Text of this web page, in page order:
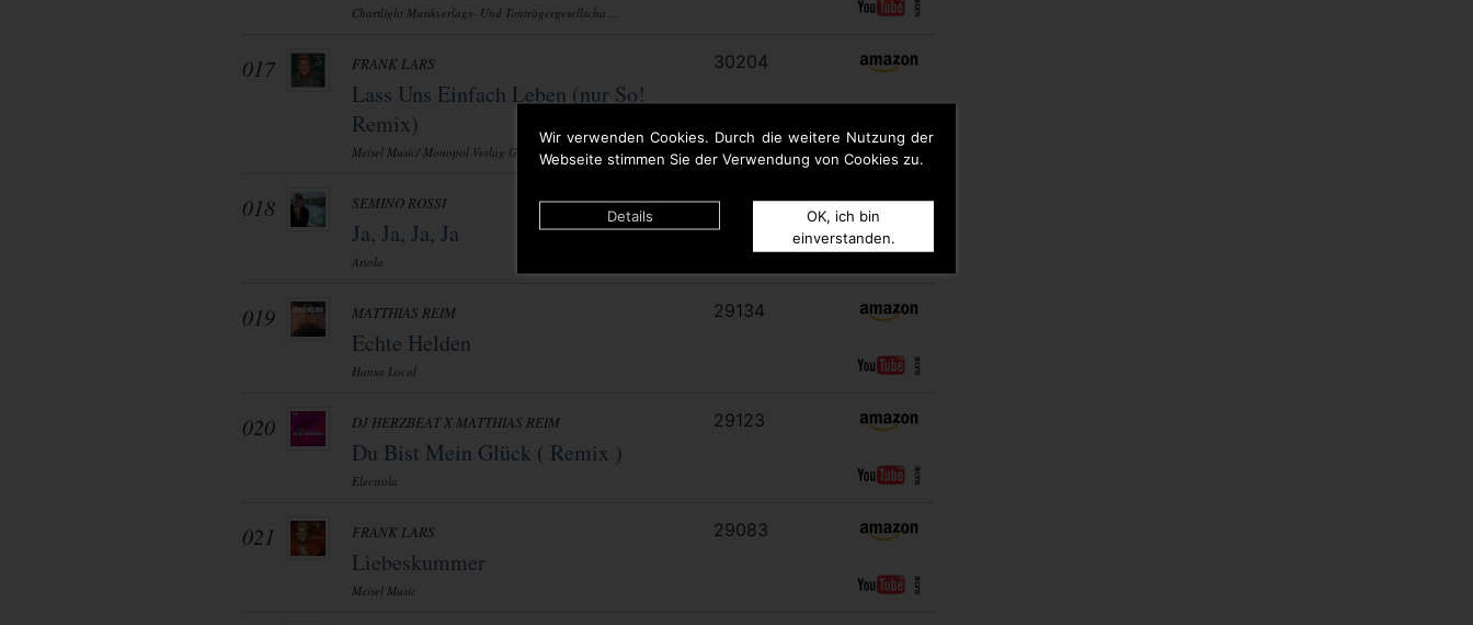
Wir verwenden Cookies. Durch die weitere Nutzung der
Webseite stimmen Sie der Verwendung von Cookies zu.
Details
OK, ich bin
einverstanden.
Chartlight Musikverlags- Und Tonträgergesellscha ...
017 FRANK LARS
Lass Uns Einfach Leben (nur So!
Remix)
Meisel Music/ Monopol Verlag Gmbh
30204
018 SEMINO ROSSI
Ja, Ja, Ja, Ja
Ariola
29743
019 MATTHIAS REIM
Echte Helden
Hansa Local
29134
020 DJ HERZBEAT X MATTHIAS REIM
Du Bist Mein Glück ( Remix )
Electrola
29123
021 FRANK LARS
Liebeskummer
Meisel Music
29083